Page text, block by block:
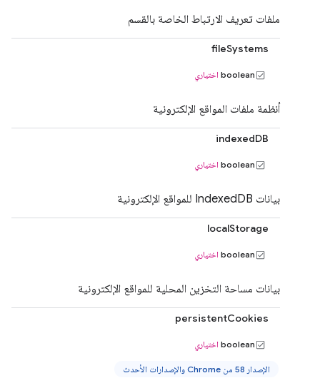
ملفات تعريف الارتباط الخاصة بالقسم
fileSystems
boolean اختياري
أنظمة ملفات المواقع الإلكترونية
indexedDB
boolean اختياري
بيانات IndexedDB للمواقع الإلكترونية
localStorage
boolean اختياري
بيانات مساحة التخزين المحلية للمواقع الإلكترونية
persistentCookies
boolean اختياري
الإصدار 58 من Chrome والإصدارات الأحدث